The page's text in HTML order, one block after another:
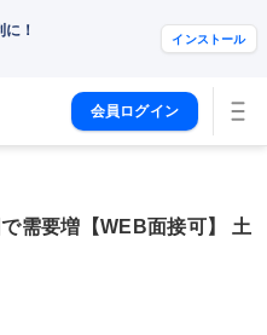
！ インストール
会員ログイン
需要増【WEB面接可】 土